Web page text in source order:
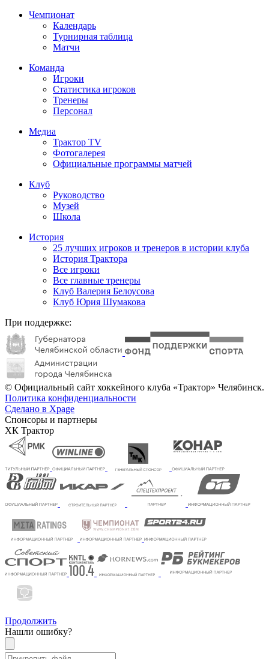
Чемпионат
Календарь
Турнирная таблица
Матчи
Команда
Игроки
Статистика игроков
Тренеры
Персонал
Медиа
Трактор TV
Фотогалерея
Официальные программы матчей
Клуб
Руководство
Музей
Школа
История
25 лучших игроков и тренеров в истории клуба
История Трактора
Все игроки
Все главные тренеры
Клуб Валерия Белоусова
Клуб Юрия Шумакова
При поддержке:
© Официальный сайт хоккейного клуба «Трактор» Челябинск.
Политика конфиденциальности
Сделано в Xpage
Спонсоры и партнеры
ХК Трактор
Продолжить
Нашли ошибку?